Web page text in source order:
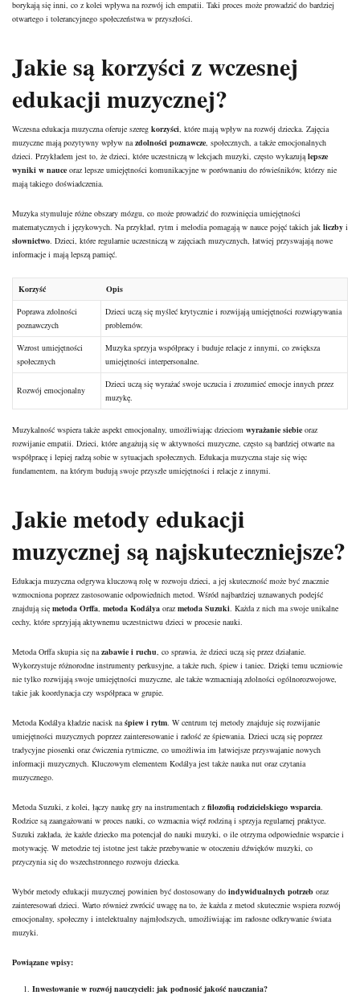
borykają się inni, co z kolei wpływa na rozwój ich empatii. Taki proces może prowadzić do bardziej
otwartego i tolerancyjnego społeczeństwa w przyszłości.
Jakie są korzyści z wczesnej
edukacji muzycznej?
Wczesna edukacja muzyczna oferuje szereg korzyści , które mają wpływ na rozwój dziecka. Zajęcia
muzyczne mają pozytywny wpływ na zdolności poznawcze , społecznych, a także emocjonalnych
dzieci. Przykładem jest to, że dzieci, które uczestniczą w lekcjach muzyki, często wykazują lepsze
wyniki w nauce oraz lepsze umiejętności komunikacyjne w porównaniu do rówieśników, którzy nie
mają takiego doświadczenia.
Muzyka stymuluje różne obszary mózgu, co może prowadzić do rozwinięcia umiejętności
matematycznych i językowych. Na przykład, rytm i melodia pomagają w nauce pojęć takich jak liczby i
słownictwo . Dzieci, które regularnie uczestniczą w zajęciach muzycznych, łatwiej przyswajają nowe
informacje i mają lepszą pamięć.
Korzyść
Opis
Poprawa zdolności
poznawczych
Dzieci uczą się myśleć krytycznie i rozwijają umiejętności rozwiązywania
problemów.
Wzrost umiejętności
społecznych
Muzyka sprzyja współpracy i buduje relacje z innymi, co zwiększa
umiejętności interpersonalne.
Rozwój emocjonalny
Dzieci uczą się wyrażać swoje uczucia i zrozumieć emocje innych przez
muzykę.
Muzykalność wspiera także aspekt emocjonalny, umożliwiając dzieciom wyrażanie siebie oraz
rozwijanie empatii. Dzieci, które angażują się w aktywności muzyczne, często są bardziej otwarte na
współpracę i lepiej radzą sobie w sytuacjach społecznych. Edukacja muzyczna staje się więc
fundamentem, na którym budują swoje przyszłe umiejętności i relacje z innymi.
Jakie metody edukacji
muzycznej są najskuteczniejsze?
Edukacja muzyczna odgrywa kluczową rolę w rozwoju dzieci, a jej skuteczność może być znacznie
wzmocniona poprzez zastosowanie odpowiednich metod. Wśród najbardziej uznawanych podejść
znajdują się metoda Orffa, metoda Kodálya oraz metoda Suzuki. Każda z nich ma swoje unikalne
cechy, które sprzyjają aktywnemu uczestnictwu dzieci w procesie nauki.
Metoda Orffa skupia się nazabawie i ruchu, co sprawia, że dzieci uczą się przez działanie.
Wykorzystuje różnorodne instrumenty perkusyjne, a także ruch, śpiew i taniec. Dzięki temu uczniowie
nie tylko rozwijają swoje umiejętności muzyczne, ale także wzmacniają zdolności ogólnorozwojowe,
takie jak koordynacja czy współpraca w grupie.
Metoda Kodálya kładzie nacisk naśpiew i rytm. W centrum tej metody znajduje się rozwijanie
umiejętności muzycznych poprzez zainteresowanie i radość ze śpiewania. Dzieci uczą się poprzez
tradycyjne piosenki oraz ćwiczenia rytmiczne, co umożliwia im łatwiejsze przyswajanie nowych
informacji muzycznych. Kluczowym elementem Kodálya jest także nauka nut oraz czytania
muzycznego.
Metoda Suzuki, z kolei, łączy naukę gry na instrumentach z filozofią rodzicielskiego wsparcia.
Rodzice są zaangażowani w proces nauki, co wzmacnia więź rodziną i sprzyja regularnej praktyce.
Suzuki zakłada, że każde dziecko ma potencjał do nauki muzyki, o ile otrzyma odpowiednie wsparcie i
motywację. W metodzie tej istotne jest także przebywanie w otoczeniu dźwięków muzyki, co
przyczynia się do wszechstronnego rozwoju dziecka.
Wybór metody edukacji muzycznej powinien być dostosowany do indywidualnych potrzeb oraz
zainteresowań dzieci. Warto również zwrócić uwagę na to, że każda z metod skutecznie wspiera rozwój
emocjonalny, społeczny i intelektualny najmłodszych, umożliwiając im radosne odkrywanie świata
muzyki.
Powiązane wpisy:
Inwestowanie w rozwój nauczycieli: jak podnosić jakość nauczania?